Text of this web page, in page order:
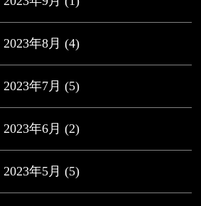
2023年8月 (4)
2023年7月 (5)
2023年6月 (2)
2023年5月 (5)